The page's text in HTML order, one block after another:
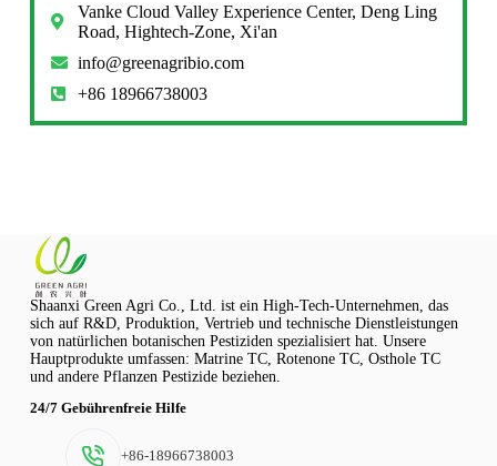
Vanke Cloud Valley Experience Center, Deng Ling
Road, Hightech-Zone, Xi'an
info@greenagribio.com
+86 18966738003
Shaanxi Green Agri Co., Ltd. ist ein High-Tech-Unternehmen, das
sich auf R&D, Produktion, Vertrieb und technische Dienstleistungen
von natürlichen botanischen Pestiziden spezialisiert hat. Unsere
Hauptprodukte umfassen: Matrine TC, Rotenone TC, Osthole TC
und andere Pflanzen Pestizide beziehen.
24/7 Gebührenfreie Hilfe
+86-18966738003